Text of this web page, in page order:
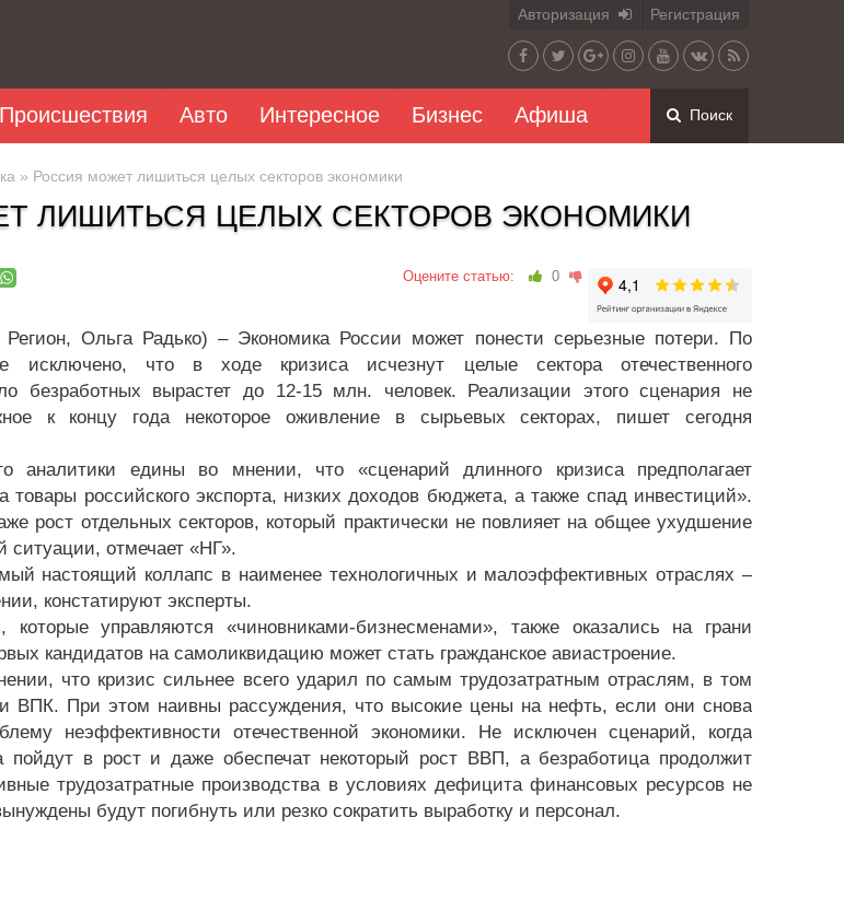
Авторизация Регистрация
Происшествия Авто Интересное Бизнес Афиша Поиск
» Россия может лишиться целых секторов экономики
ЛИШИТЬСЯ ЦЕЛЫХ СЕКТОРОВ ЭКОНОМИКИ
Оцените статью: 0
Ольга Радько) – Экономика России может понести серьезные потери. По
исключено, что в ходе кризиса исчезнут целые сектора отечественного
безработных вырастет до 12-15 млн. человек. Реализации этого сценария не
к концу года некоторое оживление в сырьевых секторах, пишет сегодня
аналитики едины во мнении, что «сценарий длинного кризиса предполагает
товары российского экспорта, низких доходов бюджета, а также спад инвестиций».
рост отдельных секторов, который практически не повлияет на общее ухудшение
ситуации, отмечает «НГ».
настоящий коллапс в наименее технологичных и малоэффективных отраслях –
констатируют эксперты.
которые управляются «чиновниками-бизнесменами», также оказались на грани
кандидатов на самоликвидацию может стать гражданское авиастроение.
что кризис сильнее всего ударил по самым трудозатратным отраслям, в том
ВПК. При этом наивны рассуждения, что высокие цены на нефть, если они снова
неэффективности отечественной экономики. Не исключен сценарий, когда
пойдут в рост и даже обеспечат некоторый рост ВВП, а безработица продолжит
трудозатратные производства в условиях дефицита финансовых ресурсов не
будут погибнуть или резко сократить выработку и персонал.